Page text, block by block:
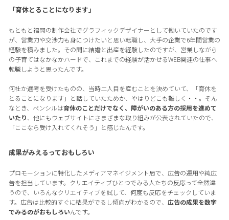
「育休とることになります」
もともと福岡の制作会社でグラフィックデザイナーとして働いていたのです
が、営業力や交渉力も身につけたいと思い転職し、大手の企業で6年間営業の
経験を積みました。その間に結婚と出産を経験したのですが、営業しながら
の子育てはなかなかハードで、これまでの経験が活かせるWEB関連の仕事へ
転職しようと思ったんです。
何社か選考を受けたものの、当時二人目を産むことを決めていて、「育休を
とることになります」と話していたためか、やはりどこも難しく・・。そん
なとき、ペンシルは育休のことだけでなく、障がいのある方の採用を進めて
いたり、他にもウェブサイトにさまざまな取り組みが公表されていたので、
「ここなら受け入れてくれそう」と感じたんです。
成果がみえるっておもしろい
プロモーションに特化したメディアマネイジメント局で、広告の運用や純広
告を担当しています。クリエイティブひとつでみる人たちの反応って全然違
うので、いろんなクリエイティブを試して、何度も反応をチェックしていま
す。広告は比較的すぐに結果がでるし傾向がわかるので、 広告の成果を数字
でみるのがおもしろいんです。